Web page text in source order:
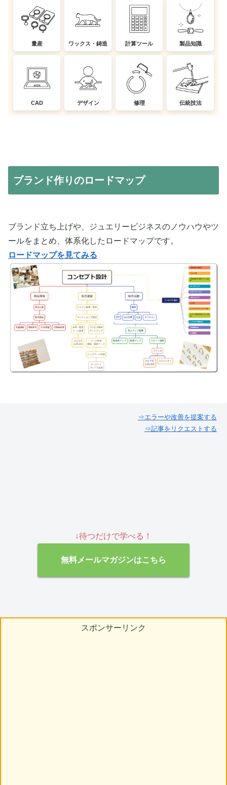
量産 ワックス・鋳造 計算ツール 製品知識
CAD デザイン 修理 伝統技法
ブランド作りのロードマップ
ブランド立ち上げや、ジュエリービジネスのノウハウやツ
ールをまとめ、体系化したロードマップです。
ロードマップを見てみる
⇒エラーや改善を提案する
⇒記事をリクエストする
↓待つだけで学べる！
無料メールマガジンはこちら
スポンサーリンク